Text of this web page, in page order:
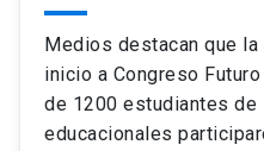
Medios destacan que
inicio a Congreso
de 1200 estudiantes
educacionales